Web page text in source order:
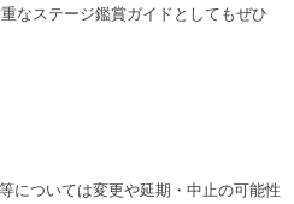
なステージ鑑賞ガイドとしてもぜひ
については変更や延期・中止の可能性